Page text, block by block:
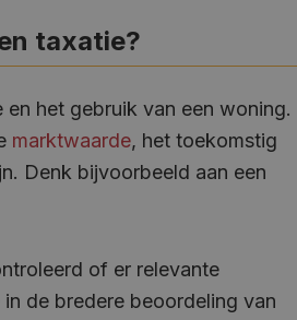
taxatie?
het gebruik van een woning.
marktwaarde, het toekomstig
Denk bijvoorbeeld aan een
of er relevante
de bredere beoordeling van